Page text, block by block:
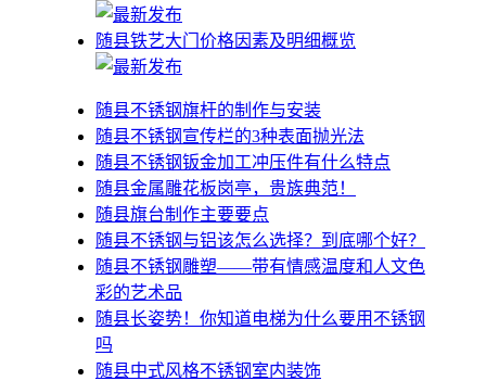
随县铁艺大门价格因素及明细概览
随县不锈钢旗杆的制作与安装
随县不锈钢宣传栏的3种表面抛光法
随县不锈钢钣金加工冲压件有什么特点
随县金属雕花板岗亭，贵族典范！
随县旗台制作主要要点
随县不锈钢与铝该怎么选择？到底哪个好？
随县不锈钢雕塑——带有情感温度和人文色
彩的艺术品
随县​长姿势！你知道电梯为什么要用不锈钢
吗
随县中式风格不锈钢室内装饰